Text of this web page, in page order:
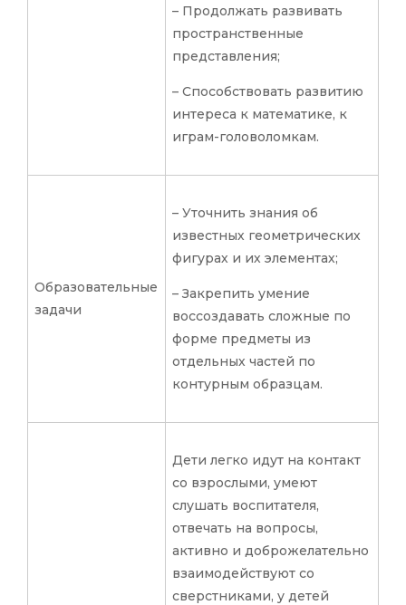
– Продолжать развивать
пространственные
представления;
– Способствовать развитию
интереса к математике, к
играм-головоломкам.
Образовательные
задачи
– Уточнить знания об
известных геометрических
фигурах и их элементах;
– Закрепить умение
воссоздавать сложные по
форме предметы из
отдельных частей по
контурным образцам.
Дети легко идут на контакт
со взрослыми, умеют
слушать воспитателя,
отвечать на вопросы,
активно и доброжелательно
взаимодействуют со
сверстниками, у детей